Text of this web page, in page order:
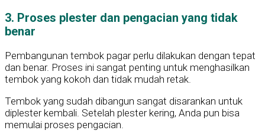
3. Proses plester dan pengacian yang tidak
benar
Pembangunan tembok pagar perlu dilakukan dengan tepat
dan benar. Proses ini sangat penting untuk menghasilkan
tembok yang kokoh dan tidak mudah retak.
Tembok yang sudah dibangun sangat disarankan untuk
diplester kembali. Setelah plester kering, Anda pun bisa
memulai proses pengacian.